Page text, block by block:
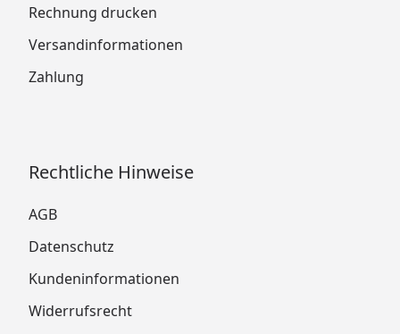
Rechnung drucken
Versandinformationen
Zahlung
Rechtliche Hinweise
AGB
Datenschutz
Kundeninformationen
Widerrufsrecht